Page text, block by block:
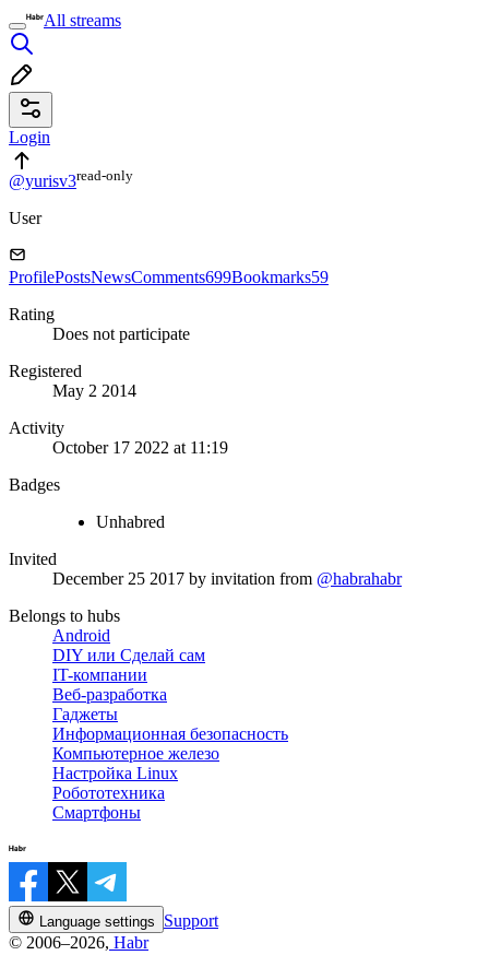
All streams
Login
@yurisv3read⁠-⁠only
User
ProfilePostsNewsComments699Bookmarks59
Rating
Does not participate
Registered
May 2 2014
Activity
October 17 2022 at 11:19
Badges
Unhabred
Invited
December 25 2017 by invitation from @habrahabr
Belongs to hubs
Android
DIY или Сделай сам
IT-компании
Веб-разработка
Гаджеты
Информационная безопасность
Компьютерное железо
Настройка Linux
Робототехника
Смартфоны
Language settings
Support
© 2006–2026, Habr